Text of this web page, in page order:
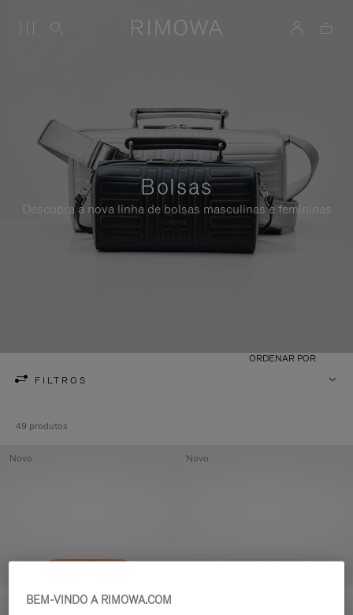
Bolsas
Descubra a nova linha de bolsas masculinas e femininas
FILTROS
ORDENAR POR
49 produtos
Novo Novo
BEM-VINDO A RIMOWA.COM